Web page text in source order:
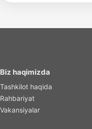
Biz haqimizda
Tashkilot haqida
Rahbariyat
Vakansiyalar